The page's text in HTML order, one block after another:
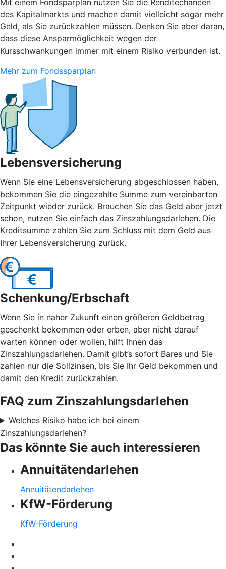
Mit einem Fondsparplan nutzen Sie die Renditechancen
des Kapitalmarkts und machen damit vielleicht sogar mehr
Geld, als Sie zurückzahlen müssen. Denken Sie aber daran,
dass diese Ansparmöglichkeit wegen der
Kursschwankungen immer mit einem Risiko verbunden ist.
Mehr zum Fondssparplan
Lebensversicherung
Wenn Sie eine Lebensversicherung abgeschlossen haben,
bekommen Sie die eingezahlte Summe zum vereinbarten
Zeitpunkt wieder zurück. Brauchen Sie das Geld aber jetzt
schon, nutzen Sie einfach das Zinszahlungsdarlehen. Die
Kreditsumme zahlen Sie zum Schluss mit dem Geld aus
Ihrer Lebensversicherung zurück.
Schenkung/Erbschaft
Wenn Sie in naher Zukunft einen größeren Geldbetrag
geschenkt bekommen oder erben, aber nicht darauf
warten können oder wollen, hilft Ihnen das
Zinszahlungsdarlehen. Damit gibt’s sofort Bares und Sie
zahlen nur die Sollzinsen, bis Sie Ihr Geld bekommen und
damit den Kredit zurückzahlen.
FAQ zum Zinszahlungsdarlehen
Welches Risiko habe ich bei einem
Zinszahlungsdarlehen?
Das könnte Sie auch interessieren
Annuitätendarlehen
Annuitätendarlehen
KfW-Förderung
KfW-Förderung